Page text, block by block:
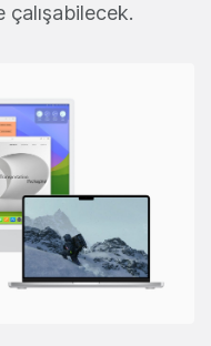
çalışabilecek.